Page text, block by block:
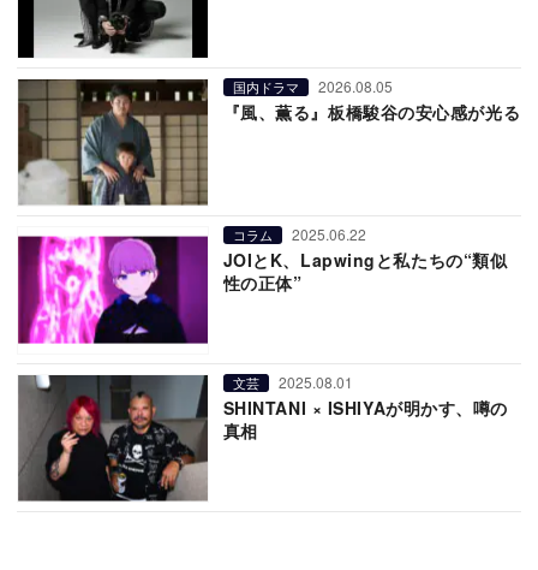
国内ドラマ 2026.08.05
『風、薫る』板橋駿谷の安心感が光る
コラム 2025.06.22
JOIとK、Lapwingと私たちの“類似
性の正体”
文芸 2025.08.01
SHINTANI × ISHIYAが明かす、噂の
真相